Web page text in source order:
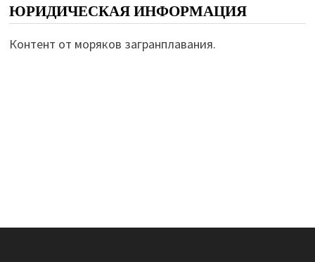
ЮРИДИЧЕСКАЯ ИНФОРМАЦИЯ
Контент от моряков загранплавания.